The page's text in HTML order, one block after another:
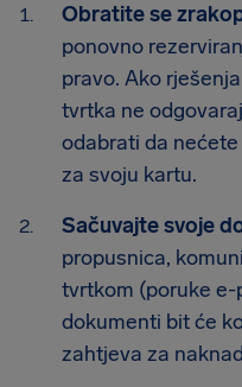
Obratite se
ponovno
pravo. Ako
tvrtka ne
odabrati da
za svoju kartu.
Sačuvajte svoje
propusnica,
tvrtkom (poruke e-
dokumenti bit će
zahtjeva za